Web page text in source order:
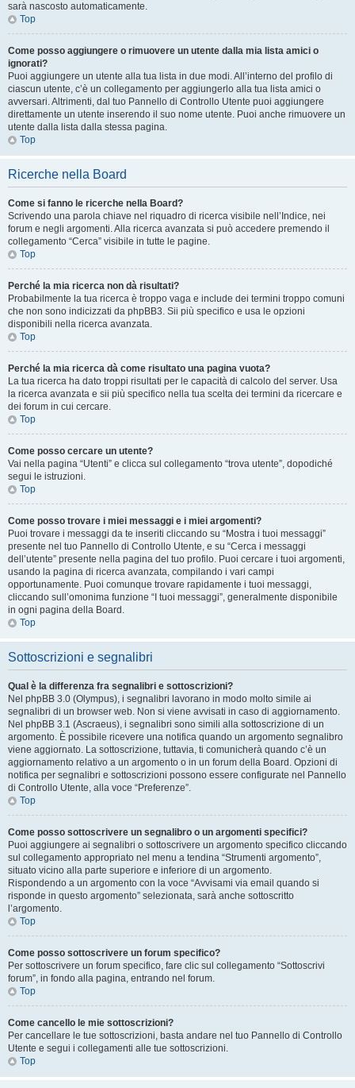
sarà nascosto automaticamente.
Top
Come posso aggiungere o rimuovere un utente dalla mia lista amici o
ignorati?
Puoi aggiungere un utente alla tua lista in due modi. All’interno del profilo di
ciascun utente, c’è un collegamento per aggiungerlo alla tua lista amici o
avversari. Altrimenti, dal tuo Pannello di Controllo Utente puoi aggiungere
direttamente un utente inserendo il suo nome utente. Puoi anche rimuovere un
utente dalla lista dalla stessa pagina.
Top
Ricerche nella Board
Come si fanno le ricerche nella Board?
Scrivendo una parola chiave nel riquadro di ricerca visibile nell’Indice, nei
forum e negli argomenti. Alla ricerca avanzata si può accedere premendo il
collegamento “Cerca” visibile in tutte le pagine.
Top
Perché la mia ricerca non dà risultati?
Probabilmente la tua ricerca è troppo vaga e include dei termini troppo comuni
che non sono indicizzati da phpBB3. Sii più specifico e usa le opzioni
disponibili nella ricerca avanzata.
Top
Perché la mia ricerca dà come risultato una pagina vuota?
La tua ricerca ha dato troppi risultati per le capacità di calcolo del server. Usa
la ricerca avanzata e sii più specifico nella tua scelta dei termini da ricercare e
dei forum in cui cercare.
Top
Come posso cercare un utente?
Vai nella pagina “Utenti” e clicca sul collegamento “trova utente”, dopodiché
segui le istruzioni.
Top
Come posso trovare i miei messaggi e i miei argomenti?
Puoi trovare i messaggi da te inseriti cliccando su “Mostra i tuoi messaggi”
presente nel tuo Pannello di Controllo Utente, e su “Cerca i messaggi
dell’utente” presente nella pagina del tuo profilo. Puoi cercare i tuoi argomenti,
usando la pagina di ricerca avanzata, compilando i vari campi
opportunamente. Puoi comunque trovare rapidamente i tuoi messaggi,
cliccando sull’omonima funzione “I tuoi messaggi”, generalmente disponibile
in ogni pagina della Board.
Top
Sottoscrizioni e segnalibri
Qual è la differenza fra segnalibri e sottoscrizioni?
Nel phpBB 3.0 (Olympus), i segnalibri lavorano in modo molto simile ai
segnalibri di un browser web. Non si viene avvisati in caso di aggiornamento.
Nel phpBB 3.1 (Ascraeus), i segnalibri sono simili alla sottoscrizione di un
argomento. È possibile ricevere una notifica quando un argomento segnalibro
viene aggiornato. La sottoscrizione, tuttavia, ti comunicherà quando c’è un
aggiornamento relativo a un argomento o in un forum della Board. Opzioni di
notifica per segnalibri e sottoscrizioni possono essere configurate nel Pannello
di Controllo Utente, alla voce “Preferenze”.
Top
Come posso sottoscrivere un segnalibro o un argomenti specifici?
Puoi aggiungere ai segnalibri o sottoscrivere un argomento specifico cliccando
sul collegamento appropriato nel menu a tendina “Strumenti argomento”,
situato vicino alla parte superiore e inferiore di un argomento.
Rispondendo a un argomento con la voce “Avvisami via email quando si
risponde in questo argomento” selezionata, sarà anche sottoscritto
l’argomento.
Top
Come posso sottoscrivere un forum specifico?
Per sottoscrivere un forum specifico, fare clic sul collegamento “Sottoscrivi
forum”, in fondo alla pagina, entrando nel forum.
Top
Come cancello le mie sottoscrizioni?
Per cancellare le tue sottoscrizioni, basta andare nel tuo Pannello di Controllo
Utente e segui i collegamenti alle tue sottoscrizioni.
Top